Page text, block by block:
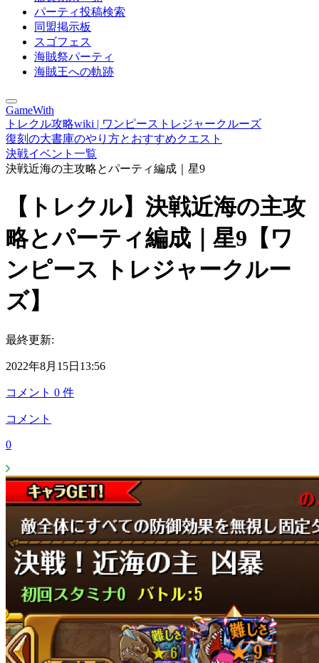
パーティ投稿検索
同盟掲示板
スゴフェス
海賊祭パーティ
海賊王への軌跡
GameWith
トレクル攻略wiki | ワンピーストレジャークルーズ
復刻の大書庫のやり方とおすすめクエスト
決戦イベント一覧
決戦近海の主攻略とパーティ編成｜星9
【トレクル】決戦近海の主攻
略とパーティ編成｜星9【ワ
ンピース トレジャークルー
ズ】
最終更新:
2022年8月15日13:56
コメント 0 件
コメント
0